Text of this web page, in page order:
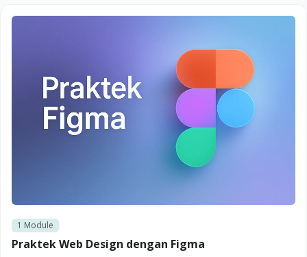
1 Module
Praktek Web Design dengan Figma